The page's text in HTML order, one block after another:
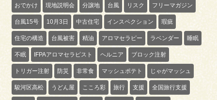
おでかけ 現地説明会 分譲地 台風 リスク フリーマガジン
台風15号 10月3日 中古住宅 インスペクション 瑕疵
住宅の構造 台風被害 精油 アロマセラピー ラベンダー 睡眠
不眠 IFPAアロマセラピスト ヘルニア ブロック注射
トリガー注射 防災 非常食 マッシュポテト じゃがマッシュ
駿河区高松 うどん屋 こころ彩 旅行 支援 全国旅行支援